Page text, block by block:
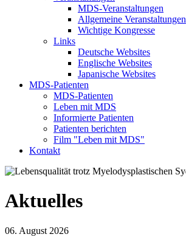
MDS-Veranstaltungen
Allgemeine Veranstaltungen
Wichtige Kongresse
Links
Deutsche Websites
Englische Websites
Japanische Websites
MDS-Patienten
MDS-Patienten
Leben mit MDS
Informierte Patienten
Patienten berichten
Film "Leben mit MDS"
Kontakt
Aktuelles
06. August 2026